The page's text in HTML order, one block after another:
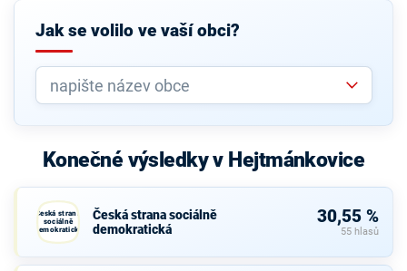
Jak se volilo ve vaší obci?
Konečné výsledky v Hejtmánkovice
Česká strana
sociálně
demokratická
Česká strana sociálně
demokratická
30,55 %
55 hlasů